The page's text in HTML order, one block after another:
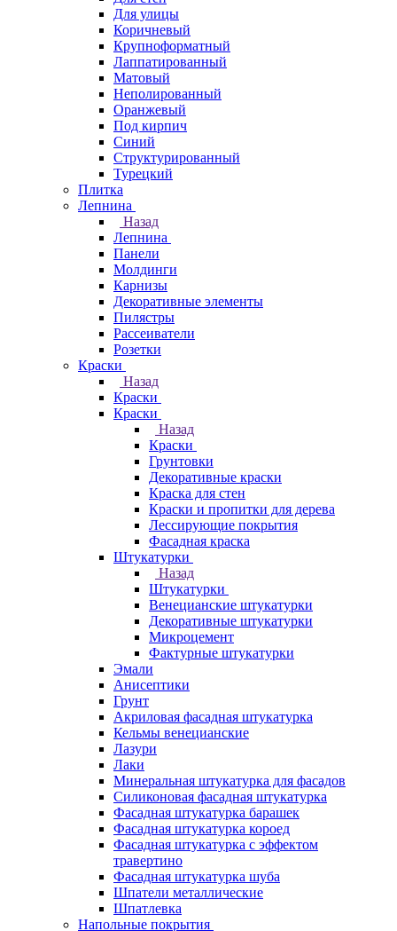
Для улицы
Коричневый
Крупноформатный
Лаппатированный
Матовый
Неполированный
Оранжевый
Под кирпич
Синий
Структурированный
Турецкий
Плитка
Лепнина
Назад
Лепнина
Панели
Молдинги
Карнизы
Декоративные элементы
Пилястры
Рассеиватели
Розетки
Краски
Назад
Краски
Краски
Назад
Краски
Грунтовки
Декоративные краски
Краска для стен
Краски и пропитки для дерева
Лессирующие покрытия
Фасадная краска
Штукатурки
Назад
Штукатурки
Венецианские штукатурки
Декоративные штукатурки
Микроцемент
Фактурные штукатурки
Эмали
Анисептики
Грунт
Акриловая фасадная штукатурка
Кельмы венецианские
Лазури
Лаки
Минеральная штукатурка для фасадов
Силиконовая фасадная штукатурка
Фасадная штукатурка барашек
Фасадная штукатурка короед
Фасадная штукатурка с эффектом
травертино
Фасадная штукатурка шуба
Шпатели металлические
Шпатлевка
Напольные покрытия